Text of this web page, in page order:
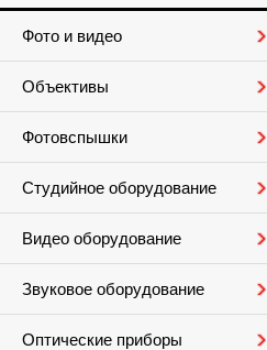
Фото и видео
Объективы
Фотовспышки
Студийное оборудование
Видео оборудование
Звуковое оборудование
Оптические приборы